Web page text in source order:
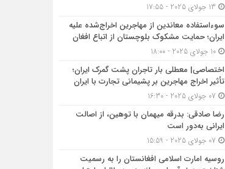
سوءاستفاده معاندین از مهاجرین اخراج‌شده علیه
ایران؛ حمایت مشکوک بلوچستان از اتباع افغان
10 جولای 2025 - 18:00
اختصاصی| معطلی بار تاجران پشت گمرک ایران؛
تأثیر اخراج مهاجرین بر پشیمانی تجارت با ایران
رضا صادقی: بدرقه میهمان با توهین، از اصالت
ایرانی به‌دور است
روسیه امارت اسلامی افغانستان را به رسمیت